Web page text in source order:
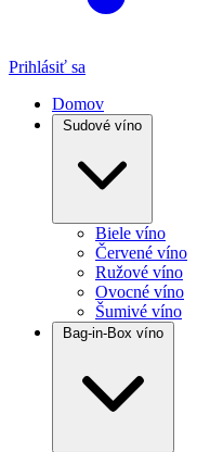
Prihlásiť sa
Domov
Sudové víno
Biele víno
Červené víno
Ružové víno
Ovocné víno
Šumivé víno
Bag-in-Box víno